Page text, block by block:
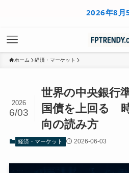
2026年8月5日の経
ホーム 経済・マーケット
世界の中央銀行
国債を上回る
向の読み方
2026
6/03
経済・マーケット 2026-06-03